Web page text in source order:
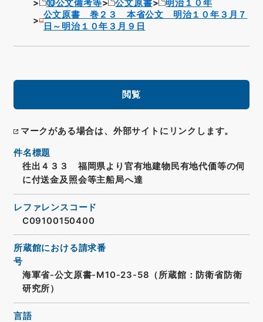
⑩公文備考等
公文原書
明治１０年
公文原書 巻２３ 本省公文 明治１０年３月７
日～明治１０年３月９日
閲覧
マークがある場合は、外部サイトにリンクします。
件名標題
徃出４３３ 福岡県より官有地建物民有地代価等の伺
に付送金及照会等主船局へ達
レファレンスコード
C09100150400
所蔵館における請求番
号
海軍省-公文原書-M10-23-58（所蔵館：防衛省防衛
研究所）
言語